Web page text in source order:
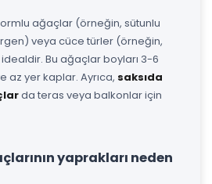
ağaçlar (örneğin, sütunlu
veya cüce türler (örneğin,
Bu ağaçlar boyları 3-6
az yer kaplar. Ayrıca, saksıda
da teras veya balkonlar için
yaprakları neden